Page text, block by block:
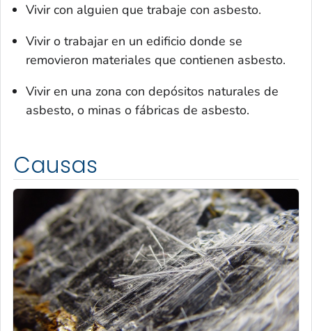
Vivir con alguien que trabaje con asbesto.
Vivir o trabajar en un edificio donde se
removieron materiales que contienen asbesto.
Vivir en una zona con depósitos naturales de
asbesto, o minas o fábricas de asbesto.
Causas